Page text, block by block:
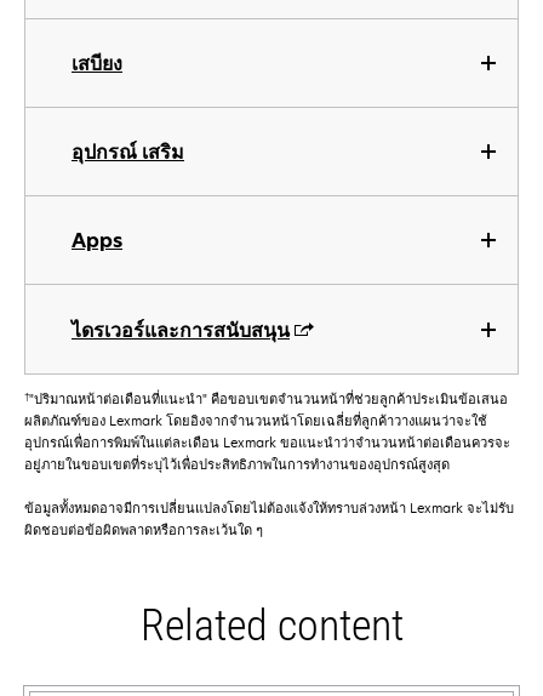
เสบียง
อุปกรณ์ เสริม
Apps
ไดรเวอร์และการสนับสนุน
†"ปริมาณหน้าต่อเดือนที่แนะนำ" คือขอบเขตจำนวนหน้าที่ช่วยลูกค้าประเมินข้อเสนอ
ผลิตภัณฑ์ของ Lexmark โดยอิงจากจำนวนหน้าโดยเฉลี่ยที่ลูกค้าวางแผนว่าจะใช้
อุปกรณ์เพื่อการพิมพ์ในแต่ละเดือน Lexmark ขอแนะนำว่าจำนวนหน้าต่อเดือนควรจะ
อยู่ภายในขอบเขตที่ระบุไว้เพื่อประสิทธิภาพในการทำงานของอุปกรณ์สูงสุด
ข้อมูลทั้งหมดอาจมีการเปลี่ยนแปลงโดยไม่ต้องแจ้งให้ทราบล่วงหน้า Lexmark จะไม่รับ
ผิดชอบต่อข้อผิดพลาดหรือการละเว้นใด ๆ
Related content